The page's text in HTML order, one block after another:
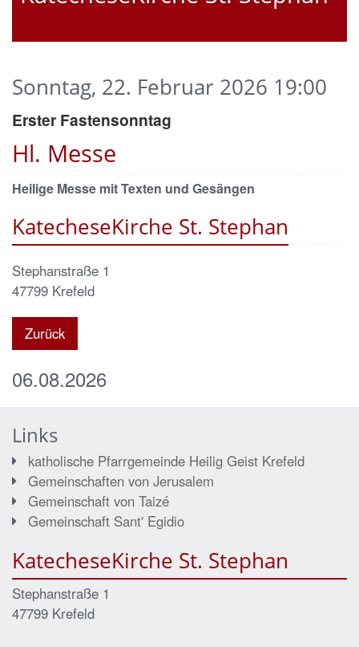
Hl. Messe
Sonntag, 22. Februar 2026 19:00
Erster Fastensonntag
Heilige Messe mit Texten und Gesängen
KatecheseKirche St. Stephan
Stephanstraße 1
47799 Krefeld
Zurück
06.08.2026
Links
katholische Pfarrgemeinde Heilig Geist Krefeld
Gemeinschaften von Jerusalem
Gemeinschaft von Taizé
Gemeinschaft Sant' Egidio
KatecheseKirche St. Stephan
Stephanstraße 1
47799 Krefeld